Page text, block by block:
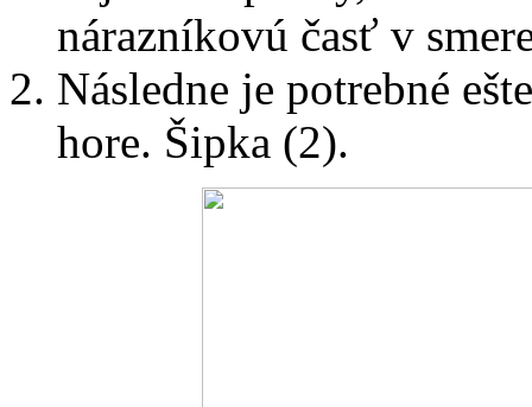
nárazníkovú časť v
Následne je potrebné
hore. Šipka (2).